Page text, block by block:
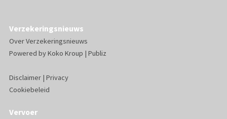
Verzekeringsnieuws
Over Verzekeringsnieuws
Powered byKoko Kroup | Publiz
Disclaimer| Privacy
Cookiebeleid
Vervoer